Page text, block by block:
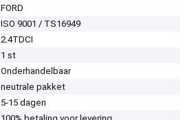
FORD
ISO 9001 / TS16949
2.4TDCI
1 st
Onderhandelbaar
neutrale pakket
5-15 dagen